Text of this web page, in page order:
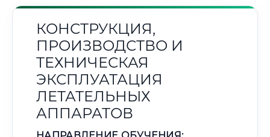
КОНСТРУКЦИЯ,
ПРОИЗВОДСТВО И
ТЕХНИЧЕСКАЯ
ЭКСПЛУАТАЦИЯ
ЛЕТАТЕЛЬНЫХ
АППАРАТОВ